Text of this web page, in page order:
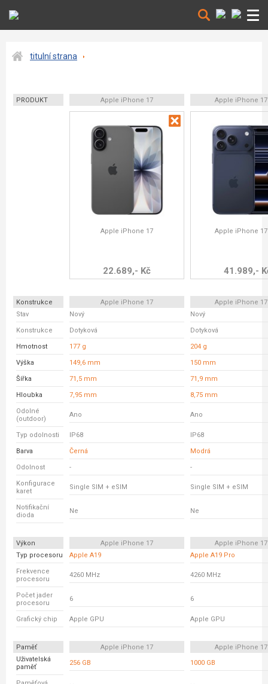
titulní strana
PRODUKT Apple iPhone 17 Apple iPhone
Apple iPhone 17
22.689,- Kč
Apple iPhone
41.989,-
Konstrukce Apple iPhone 17
Apple iPhone
Stav
Nový Nový
Konstrukce Dotyková Dotyková
Hmotnost 177 g 204 g
Výška 149,6 mm 150 mm
Šířka 71,5 mm 71,9 mm
Hloubka 7,95 mm 8,75 mm
Odolné
(outdoor)
Ano Ano
Typ odolnosti IP68 IP68
Barva Černá Modrá
Odolnost - -
Konfigurace
karet
Single SIM + eSIM Single SIM + eSIM
Notifikační
dioda
Ne Ne
Výkon Apple iPhone 17
Apple iPhone
Typ procesoru
Apple A19 Apple A19 Pro
Frekvence
procesoru
4260 MHz 4260 MHz
Počet jader
procesoru
6 6
Grafický chip Apple GPU Apple GPU
Paměť Apple iPhone 17
Apple iPhone
Uživatelská
paměť
256 GB 1000 GB